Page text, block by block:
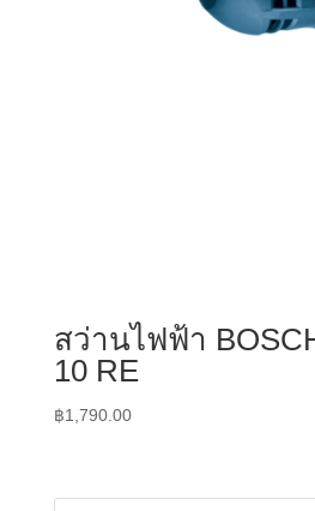
สว่านไฟฟ้า
10 RE
฿1,790.00